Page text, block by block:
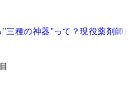
三種の神器"って？現役薬剤